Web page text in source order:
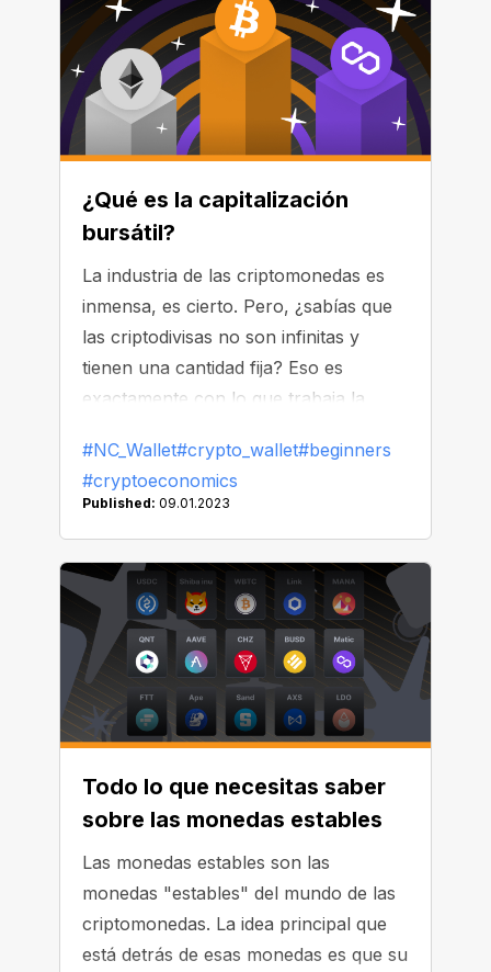
¿Qué es la capitalización
bursátil?
La industria de las criptomonedas es
inmensa, es cierto. Pero, ¿sabías que
las criptodivisas no son infinitas y
tienen una cantidad fija? Eso es
exactamente con lo que trabaja la
hablaremos de ello con más detalle y
veremos cómo puedes utilizarla a tu
#NC_Wallet#crypto_wallet#beginners
#cryptoeconomics
Published: 09.01.2023
Todo lo que necesitas saber
sobre las monedas estables
Las monedas estables son las
monedas "estables" del mundo de las
criptomonedas. La idea principal que
está detrás de esas monedas es que su